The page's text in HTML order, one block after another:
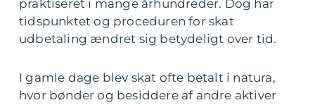
praktiseret i mange århundreder. Dog har
tidspunktet og proceduren for skat
udbetaling ændret sig betydeligt over tid.
I gamle dage blev skat ofte betalt i natura,
hvor bønder og besiddere af andre aktiver